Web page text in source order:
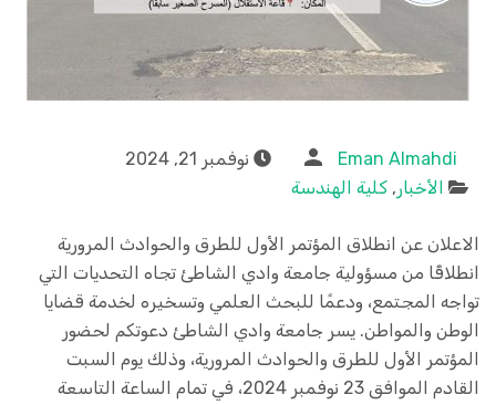
Eman Almahdi
نوفمبر 21, 2024
الأخبار , كلية الهندسة
الاعلان عن انطلاق المؤتمر الأول للطرق والحوادث المرورية
انطلاقًا من مسؤولية جامعة وادي الشاطئ تجاه التحديات التي
تواجه المجتمع، ودعمًا للبحث العلمي وتسخيره لخدمة قضايا
الوطن والمواطن. يسر جامعة وادي الشاطئ دعوتكم لحضور
المؤتمر الأول للطرق والحوادث المرورية، وذلك يوم السبت
القادم الموافق 23 نوفمبر 2024، في تمام الساعة التاسعة